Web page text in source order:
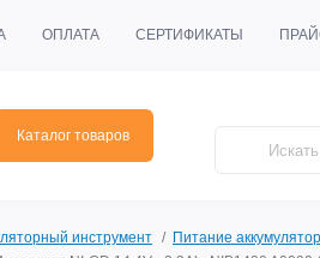
ОПЛАТА СЕРТИФИКАТЫ
Каталог товаров
инструмент Питание